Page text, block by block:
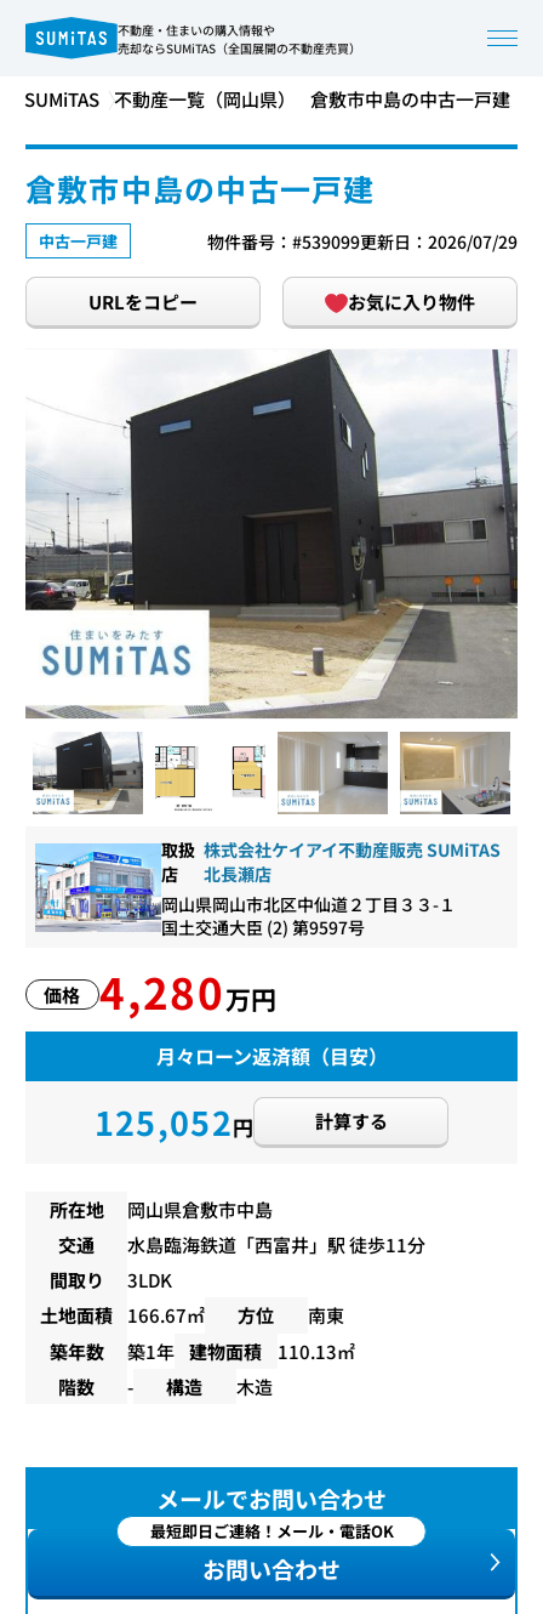
不動産・住まいの購入情報や
売却ならSUMiTAS（全国展開の不動産売買）
SUMiTAS 不動産一覧（岡山県） 倉敷市中島の中古一戸建
倉敷市中島の中古一戸建
中古一戸建 物件番号：#539099更新日：2026/07/29
URLをコピー お気に入り物件
取扱
店
株式会社ケイアイ不動産販売 SUMiTAS
北長瀬店
岡山県岡山市北区中仙道２丁目３３-１
国土交通大臣 (2) 第9597号
価格 4,280万円
月々ローン返済額（目安）
125,052円 計算する
所在地
岡山県倉敷市中島
交通
水島臨海鉄道 「西富井」駅 徒歩11分
間取り
3LDK
土地面積
166.67㎡ 方位
南東
築年数
築1年 建物面積
110.13㎡
階数
- 構造 木造
メールでお問い合わせ
最短即日ご連絡！メール・電話OK
お問い合わせ